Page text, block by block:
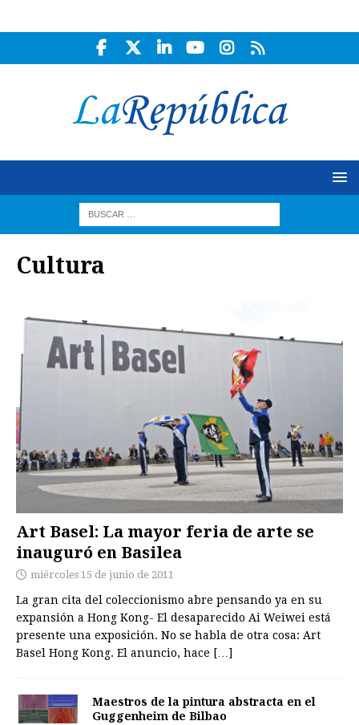
Cultura
Art Basel: La mayor feria de arte se
inauguró en Basilea
miércoles 15 de junio de 2011
La gran cita del coleccionismo abre pensando ya en su
expansión a Hong Kong- El desaparecido Ai Weiwei está
presente una exposición. No se habla de otra cosa: Art
Basel Hong Kong. El anuncio, hace […]
Maestros de la pintura abstracta en el
Guggenheim de Bilbao